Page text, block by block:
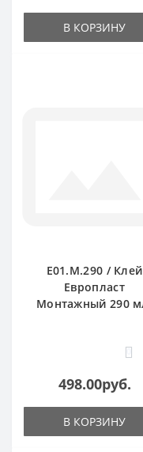
В КОРЗИНУ
E01.M.290 / Клей
Европласт
Монтажный 290
0
498.00руб.
В КОРЗИНУ